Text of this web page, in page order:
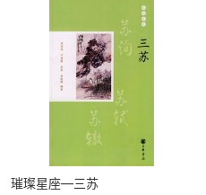
璀璨星座—三苏